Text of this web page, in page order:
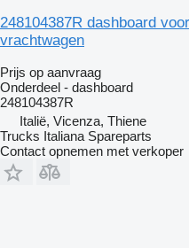
248104387R dashboard
vrachtwagen
Prijs op aanvraag
Onderdeel - dashboard
248104387R
Italië, Vicenza, Thiene
Trucks Italiana Spareparts
Contact opnemen met verkoper